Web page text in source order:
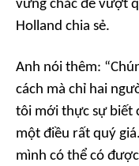
vững chắc để vượt
Holland chia sẻ.
Anh nói thêm:
cách mà chỉ hai
tôi mới thực sự biết
một điều rất quý
mình có thể có